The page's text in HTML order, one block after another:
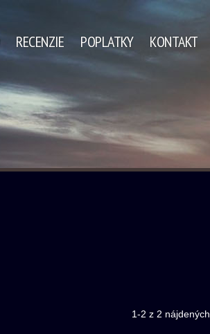
RECENZIE POPLATKY KONTAKT
1-2 z 2 nájdených